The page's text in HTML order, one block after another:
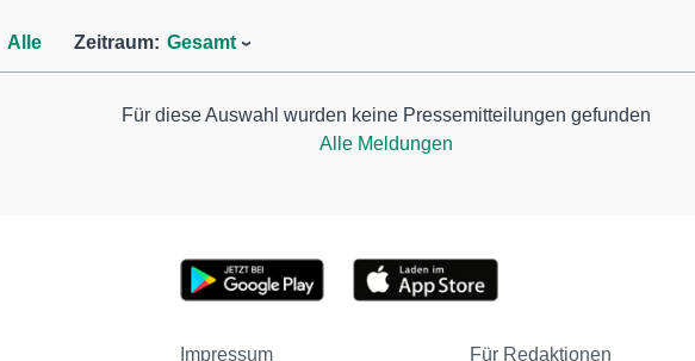
Alle Zeitraum: Gesamt
Für diese Auswahl wurden keine Pressemitteilungen gefunden
Alle Meldungen
Impressum Für Redaktionen